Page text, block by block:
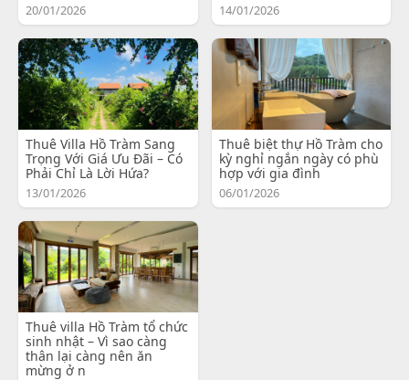
20/01/2026 14/01/2026
Thuê Villa Hồ Tràm Sang
Trọng Với Giá Ưu Đãi – Có
Phải Chỉ Là Lời Hứa?
13/01/2026
Thuê biệt thự Hồ Tràm cho
kỳ nghỉ ngắn ngày có phù
hợp với gia đình
06/01/2026
Thuê villa Hồ Tràm tổ chức
sinh nhật – Vì sao càng
thân lại càng nên ăn
mừng ở n